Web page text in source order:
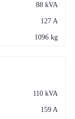
88 kVA
127 A
1096 kg
110 kVA
159 A